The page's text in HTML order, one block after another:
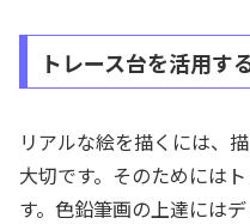
トレース台を活用す
リアルな絵を描くには、
大切です。そのためには
す。色鉛筆画の上達には